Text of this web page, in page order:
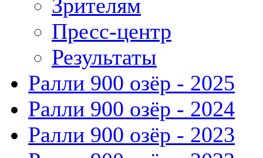
Зрителям
Пресс-центр
Результаты
Ралли 900 озёр - 2025
Ралли 900 озёр - 2024
Ралли 900 озёр - 2023